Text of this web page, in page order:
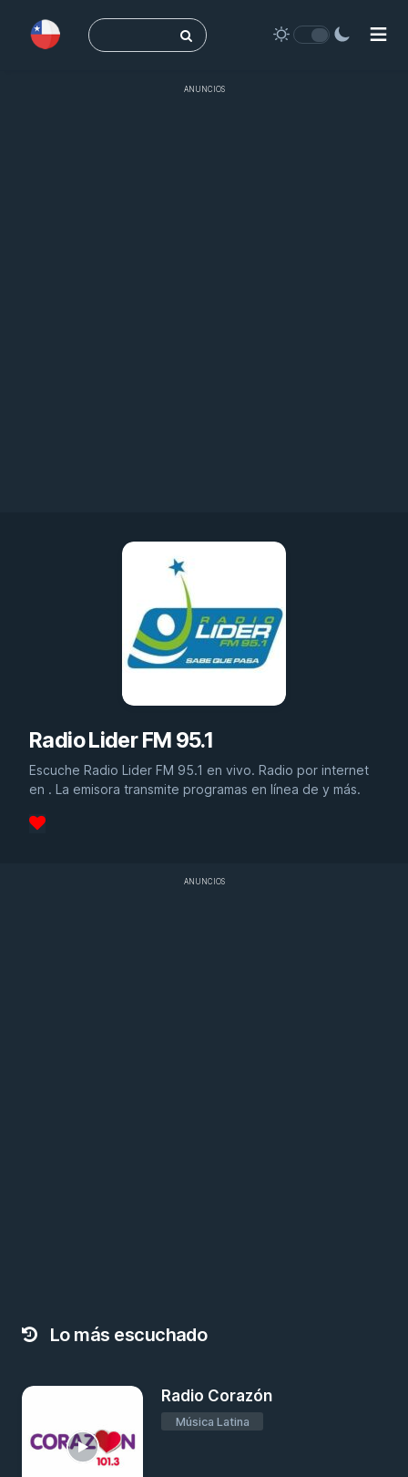
Buscar:
ANUNCIOS
Radio Lider FM 95.1
Escuche Radio Lider FM 95.1 en vivo. Radio por internet
en . La emisora transmite programas en línea de y más.
ANUNCIOS
Lo más escuchado
Radio Corazón
Música Latina